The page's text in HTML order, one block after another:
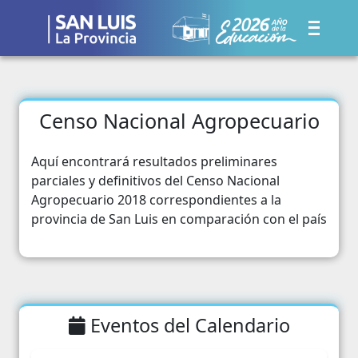
Censo Nacional Agropecuario
Aquí encontrará resultados preliminares
parciales y definitivos del Censo Nacional
Agropecuario 2018 correspondientes a la
provincia de San Luis en comparación con el país
Eventos del Calendario